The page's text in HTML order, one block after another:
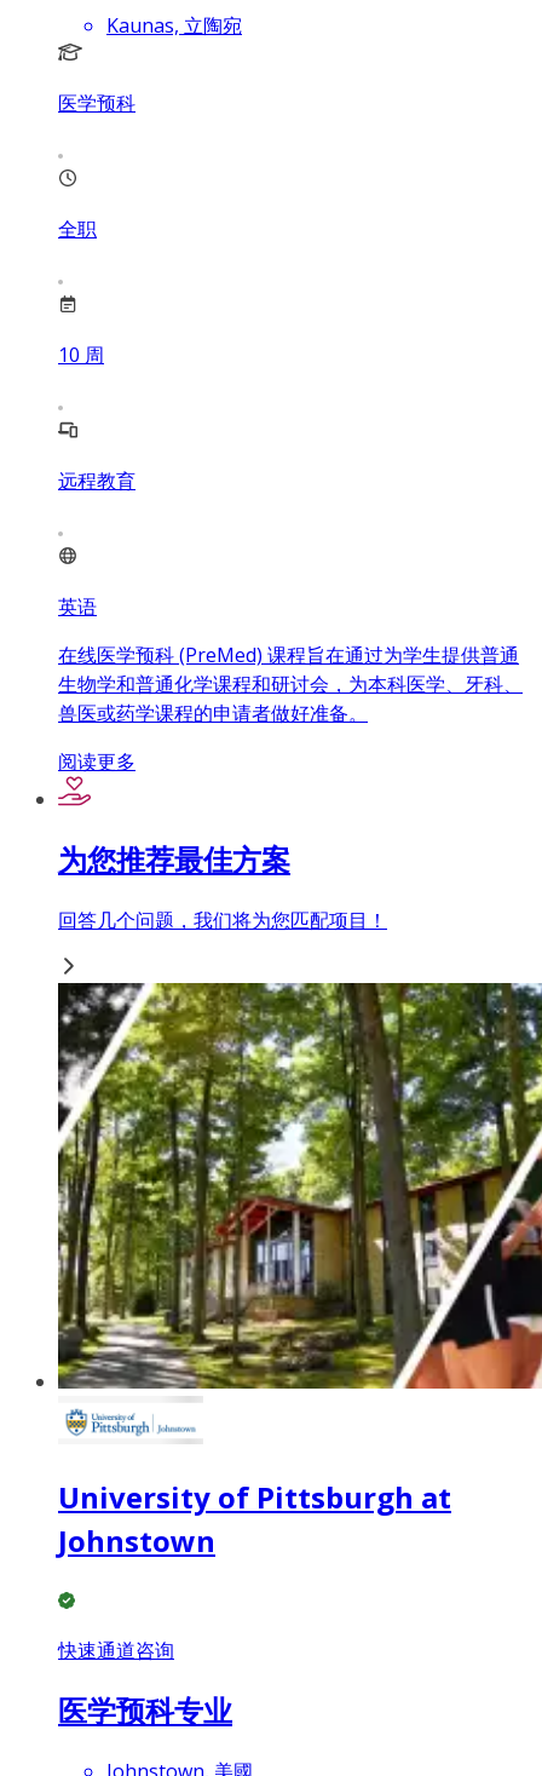
Kaunas, 立陶宛
医学预科
全职
10 周
远程教育
英语
在线医学预科 (PreMed) 课程旨在通过为学生提供普通
生物学和普通化学课程和研讨会，为本科医学、牙科、
兽医或药学课程的申请者做好准备。
阅读更多
为您推荐最佳方案
回答几个问题，我们将为您匹配项目！
University of Pittsburgh at
Johnstown
快速通道咨询
医学预科专业